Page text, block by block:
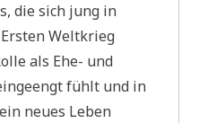
die sich jung in
Weltkrieg
als Ehe- und
fühlt und in
neues Leben